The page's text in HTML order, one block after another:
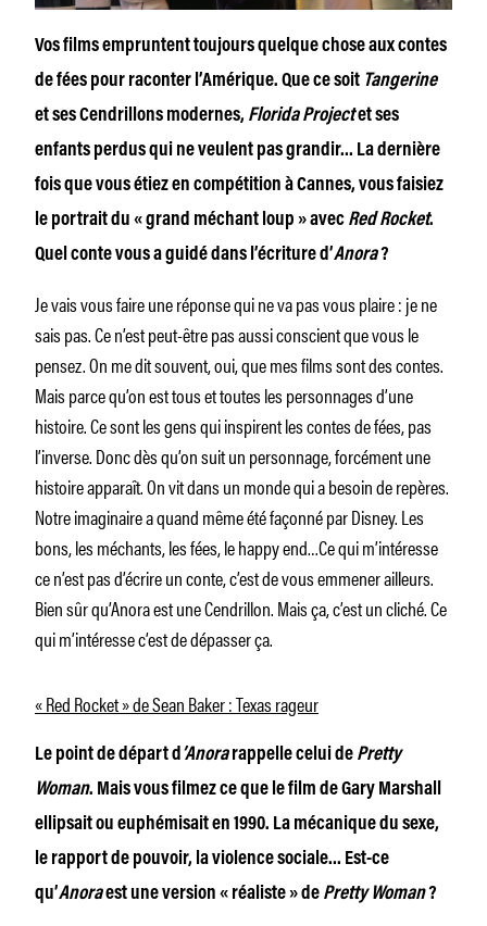
Vos films empruntent toujours quelque chose aux contes
de fées pour raconter l’Amérique. Que ce soit Tangerine
et ses Cendrillons modernes, Florida Projectet ses
enfants perdus qui ne veulent pas grandir… La dernière
fois que vous étiez en compétition à Cannes, vous faisiez
le portrait du « grand méchant loup » avec Red Rocket.
Quel conte vous a guidé dans l’écriture d’Anora?
Je vais vous faire une réponse qui ne va pas vous plaire : je ne
sais pas. Ce n’est peut-être pas aussi conscient que vous le
pensez. On me dit souvent, oui, que mes films sont des contes.
Mais parce qu’on est tous et toutes les personnages d’une
histoire. Ce sont les gens qui inspirent les contes de fées, pas
l’inverse. Donc dès qu’on suit un personnage, forcément une
histoire apparaît. On vit dans un monde qui a besoin de repères.
Notre imaginaire a quand même été façonné par Disney. Les
bons, les méchants, les fées, le happy end…Ce qui m’intéresse
ce n’est pas d’écrire un conte, c’est de vous emmener ailleurs.
Bien sûr qu’Anora est une Cendrillon. Mais ça, c’est un cliché. Ce
qui m’intéresse c’est de dépasser ça.
« Red Rocket » de Sean Baker : Texas rageur
Le point de départ d’Anorarappelle celui de Pretty
Woman. Mais vous filmez ce que le film de Gary Marshall
ellipsait ou euphémisait en 1990. La mécanique du sexe,
le rapport de pouvoir, la violence sociale… Est-ce
qu’Anoraest une version « réaliste » de Pretty Woman?